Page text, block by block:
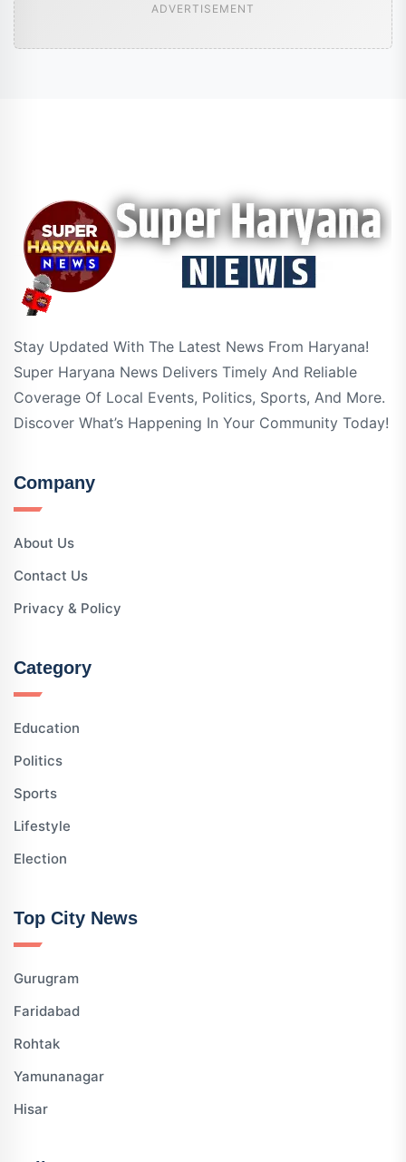
ADVERTISEMENT
Stay Updated With The Latest News From Haryana!
Super Haryana News Delivers Timely And Reliable
Coverage Of Local Events, Politics, Sports, And More.
Discover What’s Happening In Your Community Today!
Company
About Us
Contact Us
Privacy & Policy
Category
Education
Politics
Sports
Lifestyle
Election
Top City News
Gurugram
Faridabad
Rohtak
Yamunanagar
Hisar